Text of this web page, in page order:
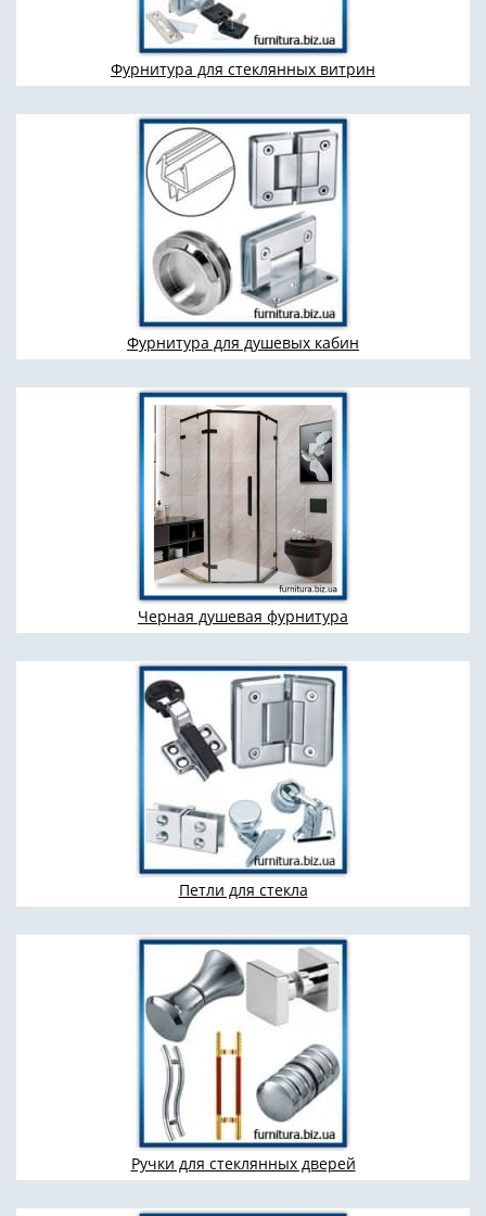
Фурнитура для стеклянных витрин
Фурнитура для душевых кабин
Черная душевая фурнитура
Петли для стекла
Ручки для стеклянных дверей